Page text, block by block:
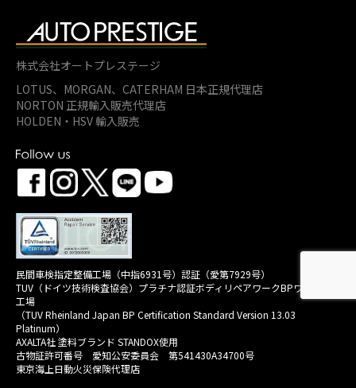
株式会社オートプレステージ
LOTUS、MORGAN、 CATERHAM 日本正規代理店
NORTON 正規輸入販売代理店
HOLDEN・HSV 輸入販売
民間車検指定整備工場（中指6931号）認証（愛第7929号）
TUV（ドイツ技術検査協会）プラチナ認証ボディリペアワークBPワークス
工場
（TUV Rheinland Japan BP Certification Standard Version 13.03
Platinum）
AXALTA社 塗料ブランド STANDOX使用
古物証許可番号 愛知公安委員会 第541430A34700号
東京海上日動火災保険代理店